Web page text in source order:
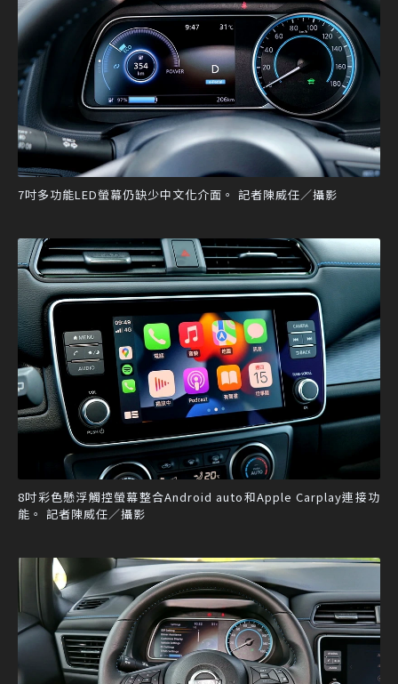
7吋多功能LED螢幕仍缺少中文化介面。 記者陳威任／攝影
8吋彩色懸浮觸控螢幕整合Android auto和Apple Carplay連接功
能。 記者陳威任／攝影